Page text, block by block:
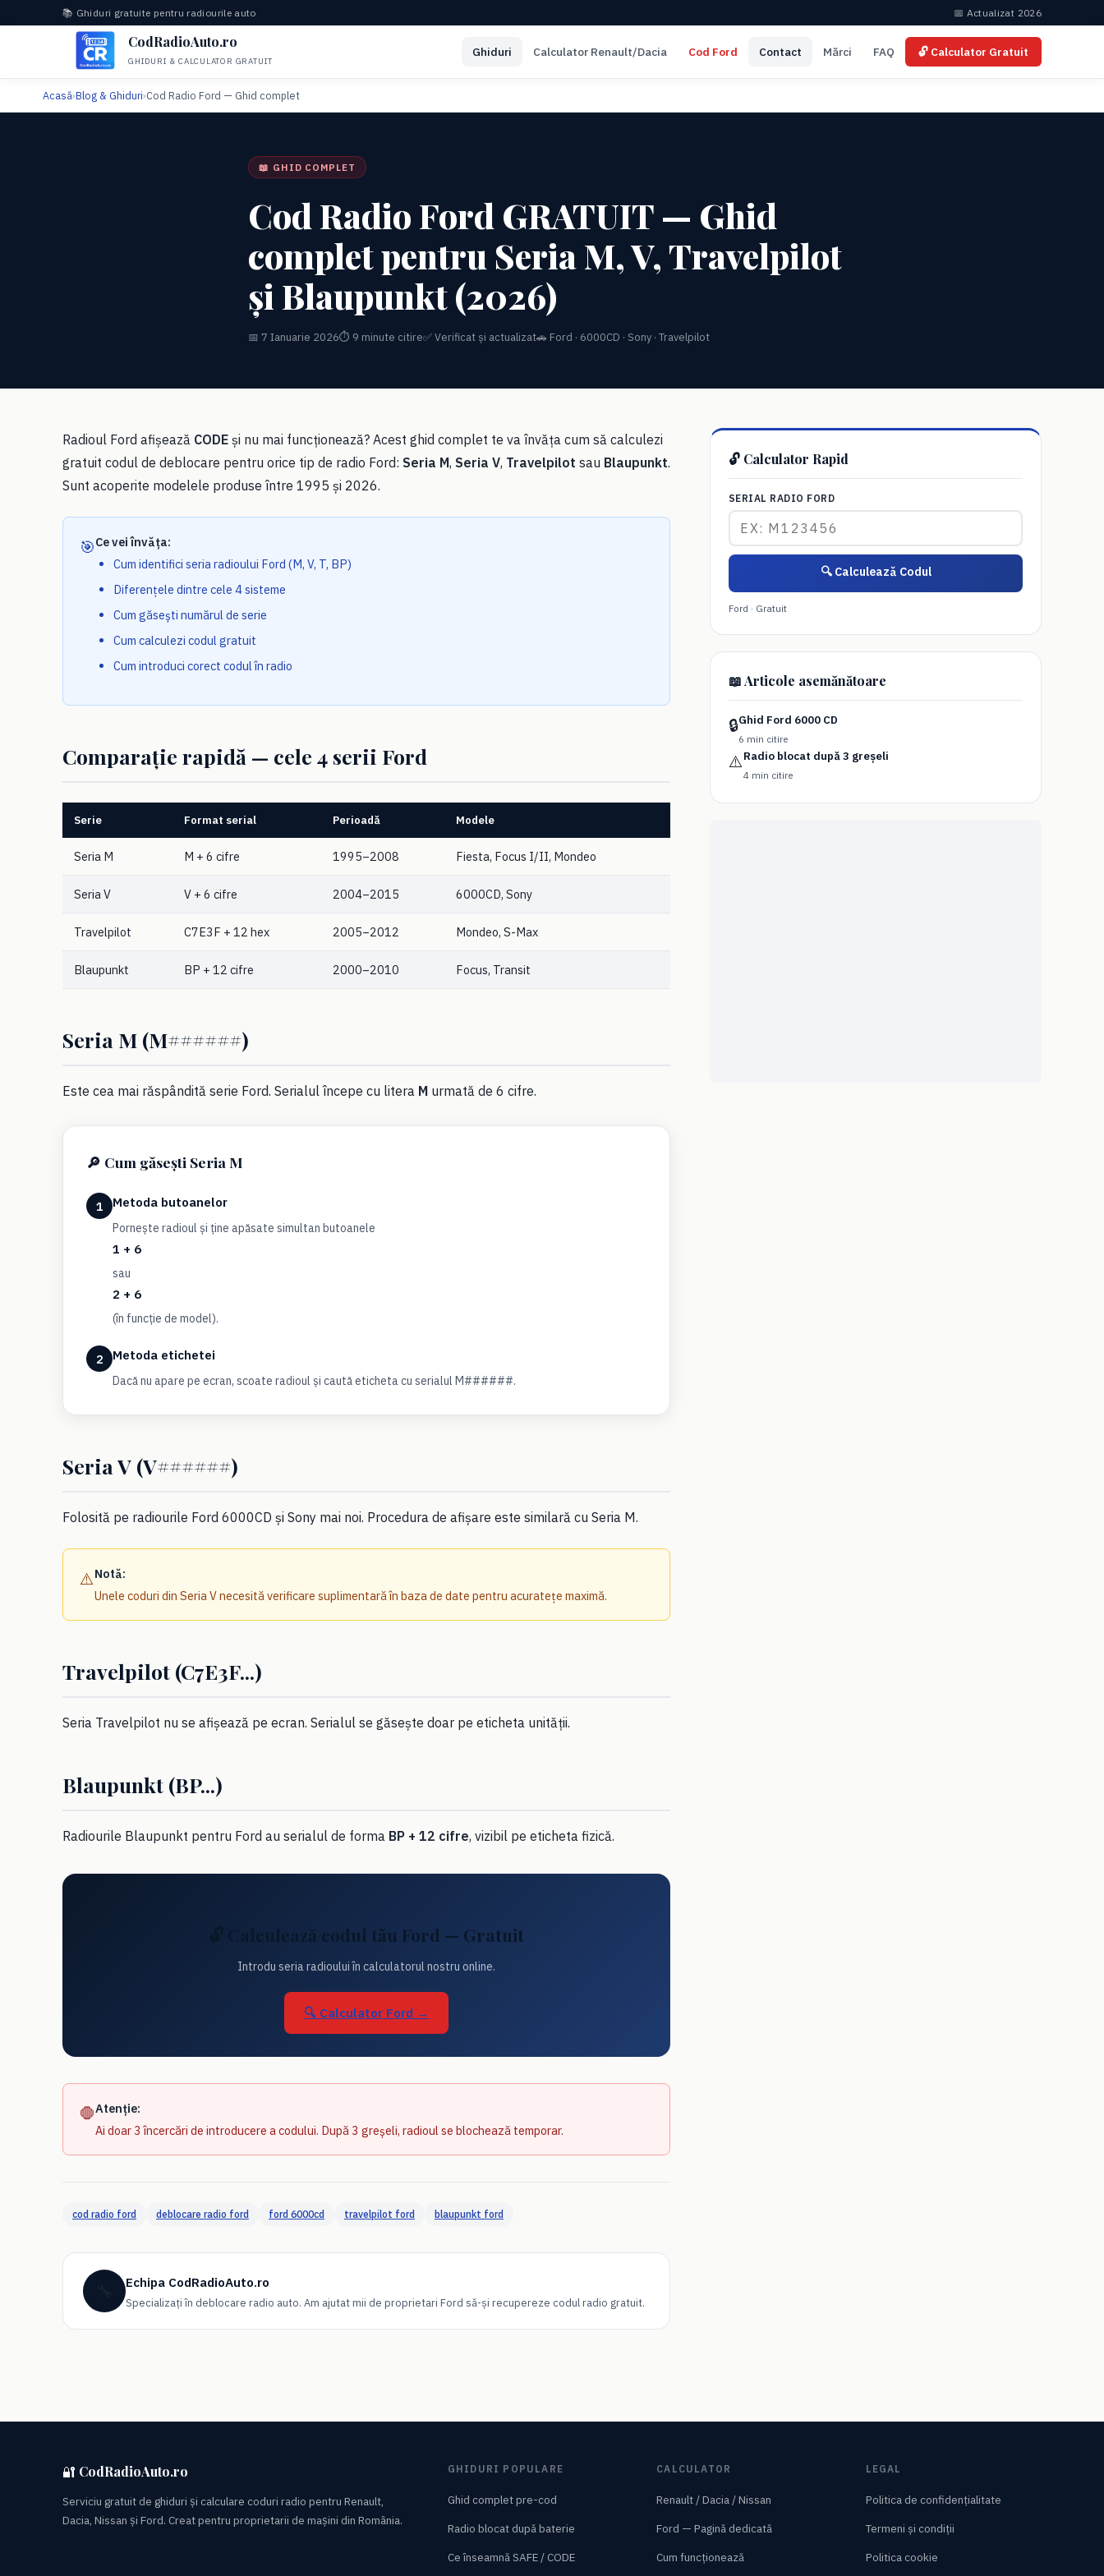
📚 Ghiduri gratuite pentru radiourile auto 📅 Actualizat 2026
CodRadioAuto.ro
GHIDURI & CALCULATOR GRATUIT
Ghiduri Calculator Renault/Dacia Cod Ford Contact Mărci FAQ 🔓 Calculator Gratuit
Acasă›Blog & Ghiduri›Cod Radio Ford — Ghid complet
📖 GHID COMPLET
Cod Radio Ford GRATUIT — Ghid
complet pentru Seria M, V, Travelpilot
și Blaupunkt (2026)
📅 7 Ianuarie 2026⏱ 9 minute citire✅ Verificat și actualizat🚗 Ford · 6000CD · Sony · Travelpilot
Radioul Ford afișează CODE și nu mai funcționează? Acest ghid complet te va învăța cum să calculezi
gratuit codul de deblocare pentru orice tip de radio Ford: Seria M, Seria V, Travelpilot sau Blaupunkt.
Sunt acoperite modelele produse între 1995 și 2026.
🎯Ce vei învăța:
Cum identifici seria radioului Ford (M, V, T, BP)
Diferențele dintre cele 4 sisteme
Cum găsești numărul de serie
Cum calculezi codul gratuit
Cum introduci corect codul în radio
Comparație rapidă — cele 4 serii Ford
Serie Format serial Perioadă Modele
Seria M M + 6 cifre 1995–2008 Fiesta, Focus I/II, Mondeo
Seria V V + 6 cifre 2004–2015 6000CD, Sony
Travelpilot C7E3F + 12 hex 2005–2012 Mondeo, S-Max
Blaupunkt BP + 12 cifre 2000–2010 Focus, Transit
Seria M (M######)
Este cea mai răspândită serie Ford. Serialul începe cu litera M urmată de 6 cifre.
🔎 Cum găsești Seria M
1 Metoda butoanelor
Pornește radioul și ține apăsate simultan butoanele
1 + 6
sau
2 + 6
(în funcție de model).
2 Metoda etichetei
Dacă nu apare pe ecran, scoate radioul și caută eticheta cu serialul M######.
Seria V (V######)
Folosită pe radiourile Ford 6000CD și Sony mai noi. Procedura de afișare este similară cu Seria M.
⚠️Notă:
Unele coduri din Seria V necesită verificare suplimentară în baza de date pentru acuratețe maximă.
Travelpilot (C7E3F...)
Seria Travelpilot nu se afișează pe ecran. Serialul se găsește doar pe eticheta unității.
Blaupunkt (BP...)
Radiourile Blaupunkt pentru Ford au serialul de forma BP + 12 cifre, vizibil pe eticheta fizică.
🔓 Calculează codul tău Ford — Gratuit
Introdu seria radioului în calculatorul nostru online.
🔍 Calculator Ford →
🛑Atenție:
Ai doar 3 încercări de introducere a codului. După 3 greșeli, radioul se blochează temporar.
cod radio ford deblocare radio ford ford 6000cd travelpilot ford blaupunkt ford
Echipa CodRadioAuto.ro
Specializați în deblocare radio auto. Am ajutat mii de proprietari Ford să-și recupereze codul radio gratuit.
🔓 Calculator Rapid
SERIAL RADIO FORD
🔍 Calculează Codul
Ford · Gratuit
📖 Articole asemănătoare
🔒Ghid Ford 6000 CD
6 min citire
⚠️Radio blocat după 3 greșeli
4 min citire
🔐 CodRadioAuto.ro
Serviciu gratuit de ghiduri și calculare coduri radio pentru Renault,
Dacia, Nissan și Ford. Creat pentru proprietarii de mașini din România.
GHIDURI POPULARE
Ghid complet pre-cod
Radio blocat după baterie
Ce înseamnă SAFE / CODE
CALCULATOR
Renault / Dacia / Nissan
Ford — Pagină dedicată
Cum funcționează
LEGAL
Politica de confidențialitate
Termeni și condiții
Politica cookie